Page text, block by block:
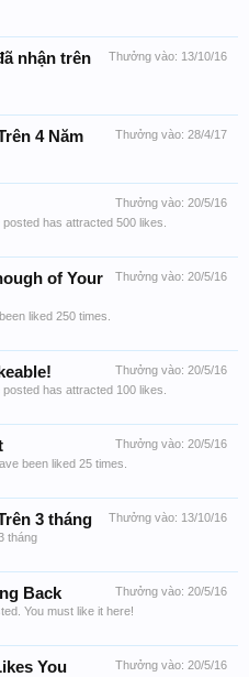
Thưởng vào: 13/10/16
nhận trên
Thưởng vào: 28/4/17
4 Năm
Thưởng vào: 20/5/16
has attracted 500 likes.
Thưởng vào: 20/5/16
of Your
liked 250 times.
Thưởng vào: 20/5/16
has attracted 100 likes.
Thưởng vào: 20/5/16
been liked 25 times.
Thưởng vào: 13/10/16
3 tháng
tháng
Thưởng vào: 20/5/16
Back
You must like it here!
Thưởng vào: 20/5/16
You